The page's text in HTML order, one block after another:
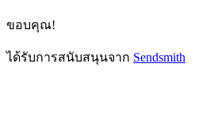
ขอบคุณ!
ได้รับการสนับสนุนจาก Sendsmith